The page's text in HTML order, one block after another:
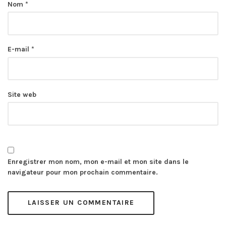
Nom *
E-mail *
Site web
Enregistrer mon nom, mon e-mail et mon site dans le
navigateur pour mon prochain commentaire.